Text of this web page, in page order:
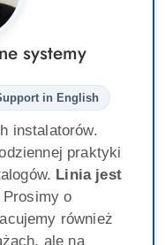
systemy
in English
instalatorów.
praktyki
Linia jest
o
również
ale na